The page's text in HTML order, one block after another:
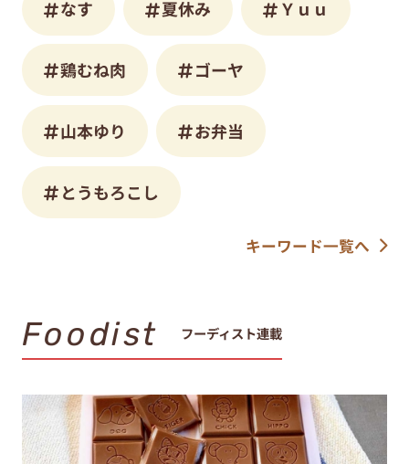
なす 夏休み Ｙｕｕ
鶏むね肉 ゴーヤ
山本ゆり お弁当
とうもろこし
キーワード一覧へ
Foodist フーディスト連載